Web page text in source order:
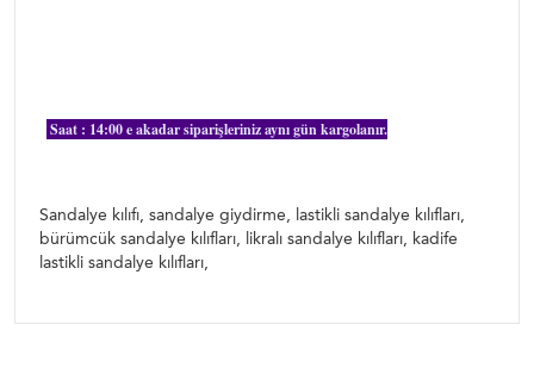
Saat : 14:00 e akadar siparişleriniz aynı gün kargolanır.
Sandalye kılıfı, sandalye giydirme, lastikli sandalye kılıfları,
bürümcük sandalye kılıfları, likralı sandalye kılıfları, kadife
lastikli sandalye kılıfları,